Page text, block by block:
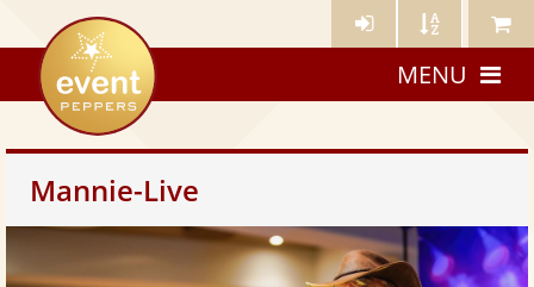
Künstler- Künstler Meine
eventpeppers
MENU
Mannie-Live